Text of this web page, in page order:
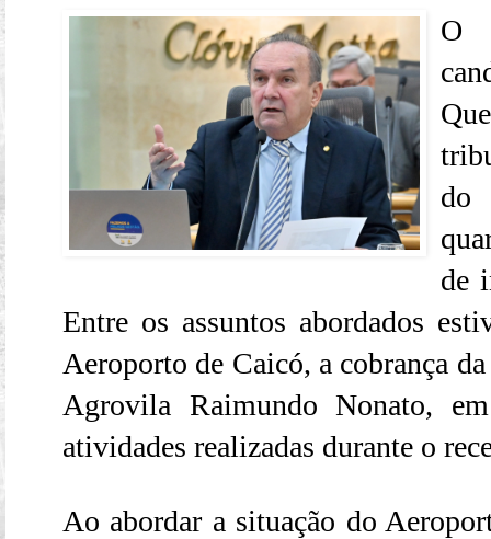
O
do
de
Entre os assuntos abordados
Aeroporto de Caicó, a cobrança
Agrovila Raimundo Nonato,
atividades realizadas durante o
Ao abordar a situação do